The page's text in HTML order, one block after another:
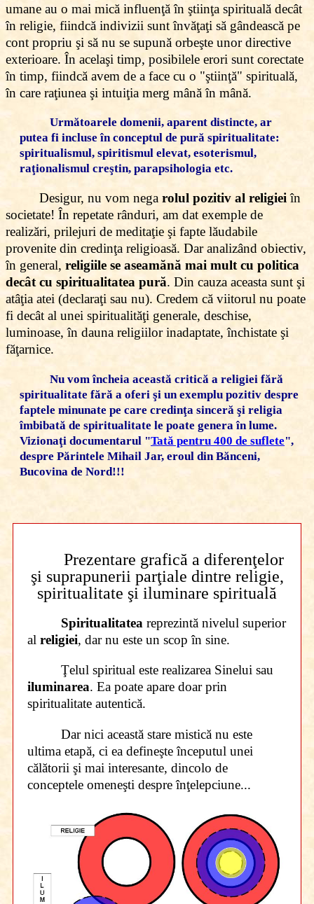
umane au o mai mică influenţă în ştiinţa spirituală decât
în religie, fiindcă indivizii sunt învăţaţi să gândească pe
cont propriu şi să nu se supună orbeşte unor directive
exterioare. În acelaşi timp, posibilele erori sunt corectate
în timp, fiindcă avem de a face cu o "ştiinţă" spirituală,
în care raţiunea şi intuiţia merg mână în mână.
Următoarele domenii, aparent distincte, ar
putea fi incluse în conceptul de pură spiritualitate:
spiritualismul, spiritismul elevat, esoterismul,
raţionalismul creştin, parapsihologia etc.
Desigur, nu vom nega rolul pozitiv al religieiîn
societate! În repetate rânduri, am dat exemple de
realizări, prilejuri de meditaţie şi fapte lăudabile
provenite din credinţa religioasă. Dar analizând obiectiv,
în general, religiile se aseamănă mai mult cu politica
decât cu spiritualitatea pură. Din cauza aceasta sunt şi
atâţia atei (declaraţi sau nu). Credem că viitorul nu poate
fi decât al unei spiritualităţi generale, deschise,
luminoase, în dauna religiilor inadaptate, închistate şi
făţarnice.
Nu vom încheia această critică a religiei fără
spiritualitate fără a oferi şi un exemplu pozitiv despre
faptele minunate pe care credinţa sinceră şi religia
îmbibată de spiritualitate le poate genera în lume.
Vizionaţi documentarul "Tată pentru 400 de suflete",
despre Părintele Mihail Jar, eroul din Bănceni,
Bucovina de Nord!!!
Prezentare grafică a diferenţelor
şi suprapunerii parţiale dintre religie,
spiritualitate şi iluminare spirituală
Spiritualitatea reprezintă nivelul superior
al religiei, dar nu este un scop în sine.
Ţelul spiritual este realizarea Sinelui sau
iluminarea. Ea poate apare doar prin
spiritualitate autentică.
Dar nici această stare mistică nu este
ultima etapă, ci ea defineşte începutul unei
călătorii şi mai interesante, dincolo de
conceptele omeneşti despre înţelepciune...